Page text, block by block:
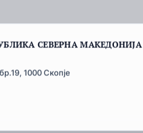
СЕВЕРНА МАКЕДОНИЈА
1000 Скопје